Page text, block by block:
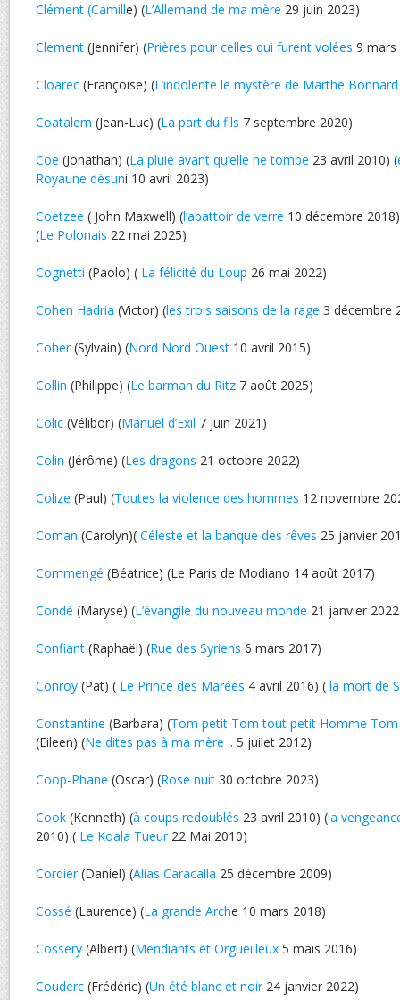
Clément (Camille) (L’Allemand de ma mère 29 juin 2023)
Clement (Jennifer) (Prières pour celles qui furent volées 9 mars
Cloarec (Françoise) (L’indolente le mystère de Marthe Bonnard
Coatalem (Jean-Luc) (La part du fils 7 septembre 2020)
Coe (Jonathan) (La pluie avant qu’elle ne tombe 23 avril 2010) (
Royaune désuni 10 avril 2023)
Coetzee ( John Maxwell) (l’abattoir de verre 10 décembre
(Le Polonais 22 mai 2025)
Cognetti (Paolo) ( La félicité du Loup 26 mai 2022)
Cohen Hadria (Victor) (les trois saisons de la rage 3 décembre
Coher(Sylvain) (Nord Nord Ouest 10 avril 2015)
Collin (Philippe) (Le barman du Ritz 7 août 2025)
Colic (Vélibor) (Manuel d’Exil 7 juin 2021)
Colin (Jérôme) (Les dragons 21 octobre 2022)
Colize (Paul) (Toutes la violence des hommes 12 novembre
Coman (Carolyn)( Céleste et la banque des rêves 25 janvier
Commengé (Béatrice) (Le Paris de Modiano 14 août 2017)
Condé (Maryse) (L’évangile du nouveau monde 21 janvier
Confiant (Raphaël) (Rue des Syriens 6 mars 2017)
Conroy (Pat) ( Le Prince des Marées 4 avril 2016) ( la mort de
Constantine (Barbara) (Tom petit Tom tout petit Homme Tom
(Eileen) (Ne dites pas à ma mère .. 5 juilet 2012)
Coop-Phane (Oscar) (Rose nuit 30 octobre 2023)
Cook (Kenneth) (à coups redoublés 23 avril 2010) (la
2010) ( Le Koala Tueur22 Mai 2010)
Cordier(Daniel) (Alias Caracalla 25 décembre 2009)
Cossé (Laurence) (La grande Arche 10 mars 2018)
Cossery (Albert) (Mendiants et Orgueilleux 5 mais 2016)
Couderc (Frédéric) (Un été blanc et noir24 janvier 2022)